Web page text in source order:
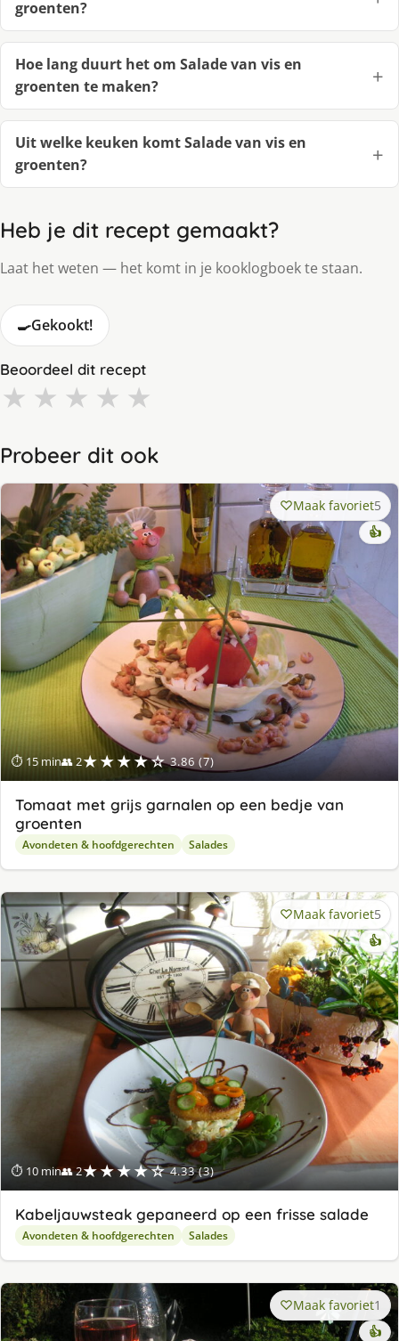
groenten?
Hoe lang duurt het om Salade van vis en
groenten te maken?
Uit welke keuken komt Salade van vis en
groenten?
Heb je dit recept gemaakt?
Laat het weten — het komt in je kooklogboek te staan.
🍳Gekookt!
Beoordeel dit recept
★ ★ ★ ★ ★
Probeer dit ook
⏱ 15 min👥 2★★★★☆ 3.86 (7)
Maak favoriet5
👍
Tomaat met grijs garnalen op een bedje van
groenten
Avondeten & hoofdgerechten Salades
⏱ 10 min👥 2★★★★☆ 4.33 (3)
Maak favoriet5
👍
Kabeljauwsteak gepaneerd op een frisse salade
Avondeten & hoofdgerechten Salades
Maak favoriet1
👍